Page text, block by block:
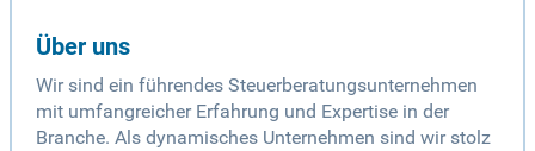
Über uns
Wir sind ein führendes Steuerberatungsunternehmen
mit umfangreicher Erfahrung und Expertise in der
Branche. Als dynamisches Unternehmen sind wir stolz